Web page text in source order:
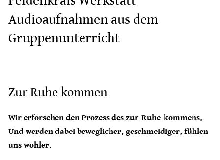
Audioaufnahmen aus dem
Gruppenunterricht
Zur Ruhe kommen
Wir erforschen den Prozess des zur-Ruhe-kommens.
Und werden dabei beweglicher, geschmeidiger, fühlen
uns wohler.